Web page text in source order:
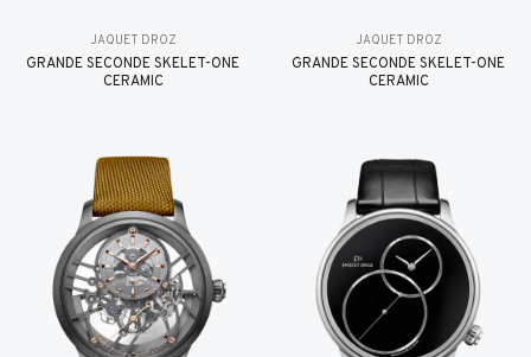
JAQUET DROZ
GRANDE SECONDE SKELET-ONE
CERAMIC
JAQUET DROZ
GRANDE SECONDE SKELET-ONE
CERAMIC